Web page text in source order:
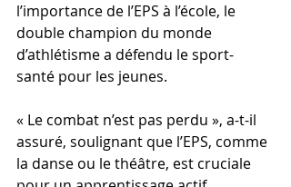
l’importance de l’EPS à l’école, le
double champion du monde
d’athlétisme a défendu le sport-
santé pour les jeunes.
« Le combat n’est pas perdu », a-t-il
assuré, soulignant que l’EPS, comme
la danse ou le théâtre, est cruciale